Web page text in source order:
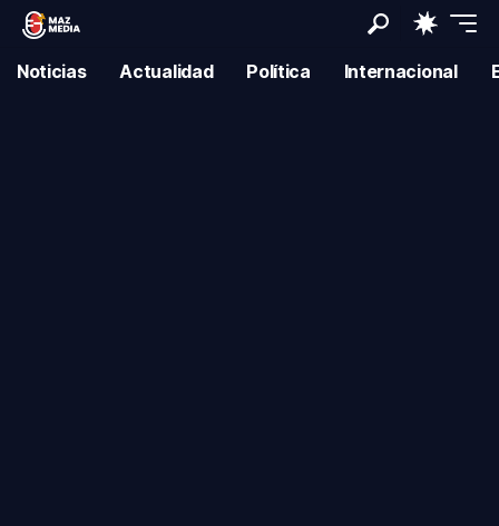
Noticias Actualidad Política Internacional